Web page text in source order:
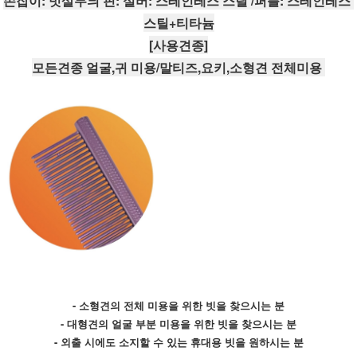
스틸+티타늄
[사용견종]
모든견종 얼굴,귀 미용/말티즈,요키,소형견 전체미용
- 소형견의 전체 미용을 위한 빗을 찾으시는 분
- 대형견의 얼굴 부분 미용을 위한 빗을 찾으시는 분
- 외출 시에도 소지할 수 있는 휴대용 빗을 원하시는 분